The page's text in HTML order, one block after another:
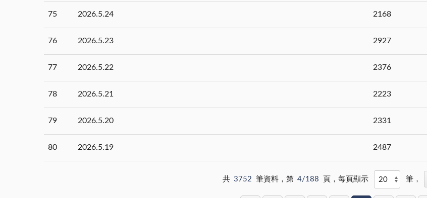
75 2026.5.24 2168
76 2026.5.23 2927
77 2026.5.22 2376
78 2026.5.21 2223
79 2026.5.20 2331
80 2026.5.19 2487
共 3752 筆資料，第 4/188 頁，每頁顯示 筆，